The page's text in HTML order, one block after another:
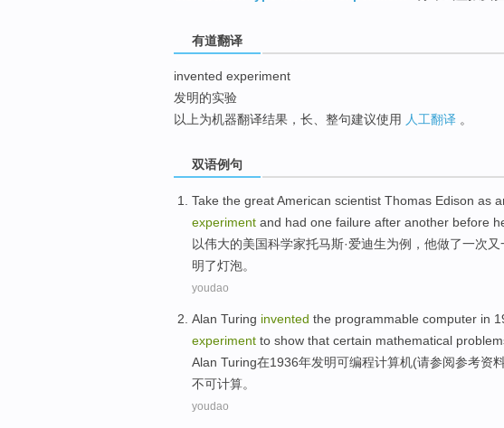
有道翻译
invented experiment
发明的实验
以上为机器翻译结果，长、整句建议使用 人工翻译 。
双语例句
Take the greatAmerican scientist Thomas Edison as
experiment and had one failure after another before
以伟大的美国科学家托马斯·爱迪生为例 ， 他做了一次又
明了灯泡。
youdao
Alan Turing invented the programmable computer in
experiment to show that certain mathematical
Alan Turing在1936年发明可编程计算机(请参阅参考资
不可计算。
youdao